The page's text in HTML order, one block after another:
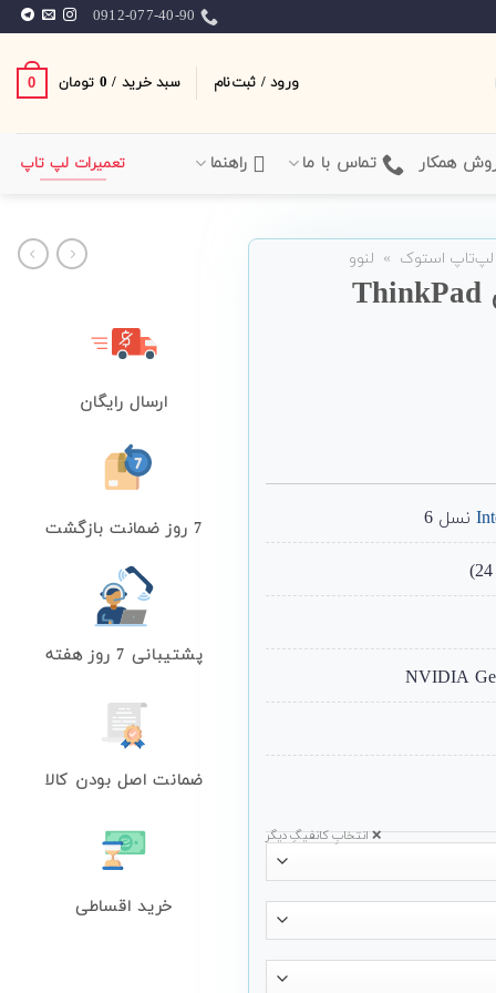
0912-077-40-90
ورود / ثبت‌نام سبد خرید / 0 تومان 0
همکار تماس با ما راهنما تعمیرات لپ تاپ
لپ‌تاپ استوک » لنوو
لپ تاپ استوک Lenovo مدل ThinkPad
نسل 6
❌ انتخابِ کانفیگِ دیگر
ارسال رایگان
7 روز ضمانت بازگشت
پشتیبانی 7 روز هفته
ضمانت اصل بودن کالا
خرید اقساطی